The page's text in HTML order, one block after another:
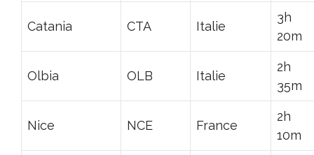
Catania CTA Italie
3h
20m
Olbia OLB Italie
2h
35m
Nice NCE France
2h
10m